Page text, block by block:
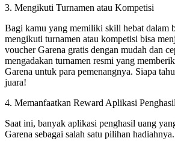
3. Mengikuti Turnamen atau Kompetisi
Bagi kamu yang memiliki skill hebat dalam
mengikuti turnamen atau kompetisi bisa
voucher Garena gratis dengan mudah dan
mengadakan turnamen resmi yang
Garena untuk para pemenangnya. Siapa
juara!
4. Memanfaatkan Reward Aplikasi
Saat ini, banyak aplikasi penghasil uang
Garena sebagai salah satu pilihan